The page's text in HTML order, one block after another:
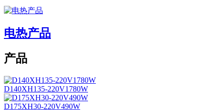
电热产品
产品
D140XH135-220V1780W
D175XH30-220V490W